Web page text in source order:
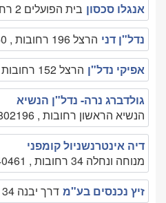
אנגלו סכסון בית הפועלים 2 רחובות , 08-9467295
נדל"ן דני הרצל 196 רחובות , 077-2033550
אפיקי נדל"ן הרצל 152 רחובות , 0774220671
גולדברג נרה- נדל"ן הנשיא
הנשיא הראשון רחובות , 0522802196
דיה אינטרנשניול קומפני
מנוחה ונחלה 34 רחובות , 0505540461
זיץ נכנסים בע"מ דרך יבנה 34 רחובות , 089477170